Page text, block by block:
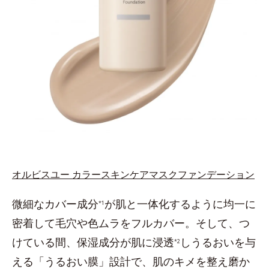
オルビスユー カラースキンケアマスクファンデーション
微細なカバー成分*1 が肌と一体化するように均一に
密着して毛穴や色ムラをフルカバー。そして、つ
けている間、保湿成分が肌に浸透*2 しうるおいを与
える「うるおい膜」設計で、肌のキメを整え磨か